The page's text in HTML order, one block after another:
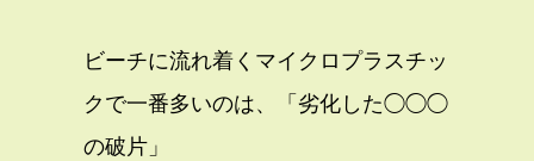
ビーチに流れ着くマイクロプラスチッ
クで一番多いのは、「劣化した◯◯◯
の破片」